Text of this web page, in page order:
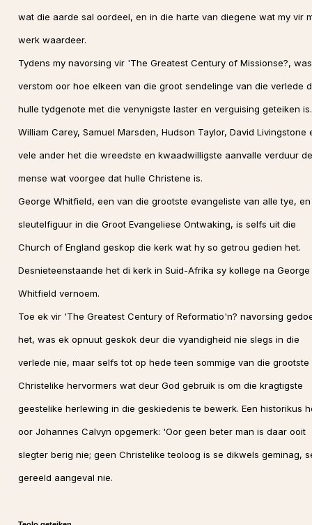
wat die aarde sal oordeel, en in die harte van diegene wat my vir
werk waardeer.
Tydens my navorsing vir 'The Greatest Century of Missionse?,
verstom oor hoe elkeen van die groot sendelinge van die verlede
hulle tydgenote met die venynigste laster en verguising geteiken is.
William Carey, Samuel Marsden, Hudson Taylor, David Livingstone
vele ander het die wreedste en kwaadwilligste aanvalle verduur
mense wat voorgee dat hulle Christene is.
George Whitfield, een van die grootste evangeliste van alle tye,
sleutelfiguur in die Groot Evangeliese Ontwaking, is selfs uit die
Church of England geskop die kerk wat hy so getrou gedien het.
Desnieteenstaande het di kerk in Suid-Afrika sy kollege na George
Whitfield vernoem.
Toe ek vir 'The Greatest Century of Reformatio'n? navorsing
het, was ek opnuut geskok deur die vyandigheid nie slegs in die
verlede nie, maar selfs tot op hede teen sommige van die grootste
Christelike hervormers wat deur God gebruik is om die kragtigste
geestelike herlewing in die geskiedenis te bewerk. Een historikus
oor Johannes Calvyn opgemerk: 'Oor geen beter man is daar ooit
slegter berig nie; geen Christelike teoloog is se dikwels geminag,
gereeld aangeval nie.